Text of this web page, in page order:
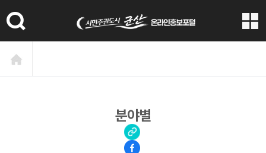
분야별